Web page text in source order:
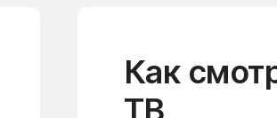
Как
ТВ